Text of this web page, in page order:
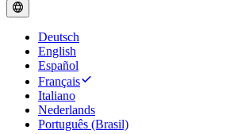
Deutsch
English
Español
Français
Italiano
Nederlands
Português (Brasil)